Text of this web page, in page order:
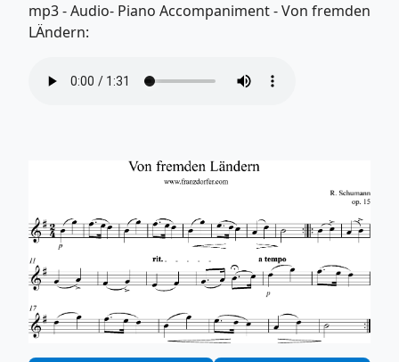
mp3 - Audio- Piano Accompaniment - Von fremden
LÄndern: